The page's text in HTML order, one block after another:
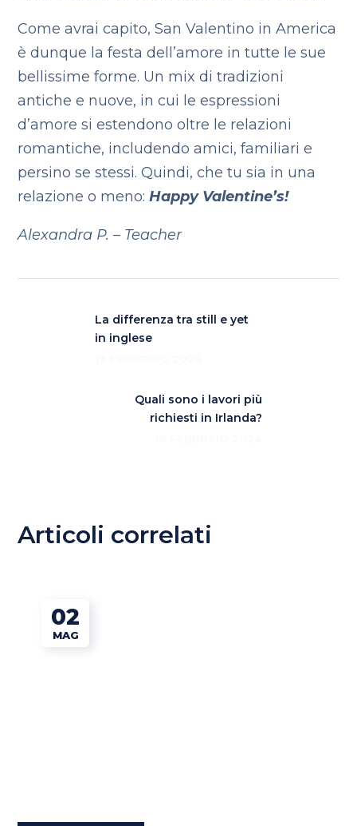
Come avrai capito, San Valentino in America
è dunque la festa dell’amore in tutte le sue
bellissime forme. Un mix di tradizioni
antiche e nuove, in cui le espressioni
d’amore si estendono oltre le relazioni
romantiche, includendo amici, familiari e
persino se stessi. Quindi, che tu sia in una
relazione o meno:Happy Valentine’s!
Alexandra P. – Teacher
La differenza tra still e yet
in inglese
Quali sono i lavori più
richiesti in Irlanda?
Articoli correlati
02
MAG